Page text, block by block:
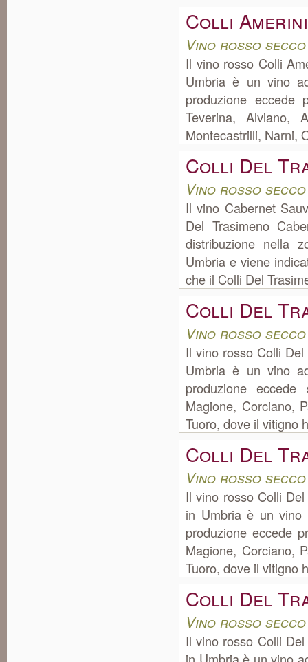
Colli
Vino rosso
Il vino rosso Colli
Umbria è un vino
produzione eccede
Teverina, Alviano,
Montecastrilli, Narni,
Colli Del
Vino rosso
Il vino Cabernet
Del Trasimeno
distribuzione nella
Umbria e viene
che il Colli Del
Colli Del
Vino rosso
Il vino rosso Colli
Umbria è un vino
produzione
Magione, Corciano,
Tuoro, dove il vitigno
Colli Del
Vino rosso
Il vino rosso Colli
in Umbria è un
produzione eccede
Magione, Corciano,
Tuoro, dove il vitigno
Colli Del
Vino rosso
Il vino rosso Colli